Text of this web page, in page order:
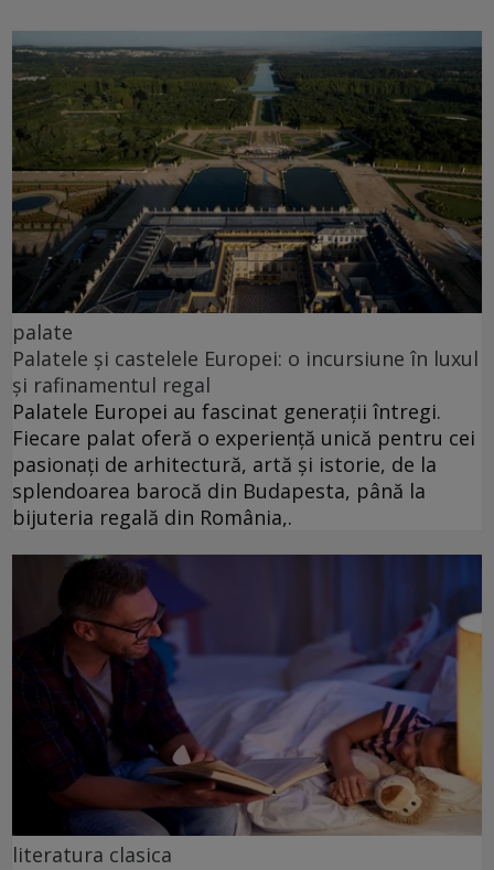
palate
Palatele și castelele Europei: o incursiune în luxul
și rafinamentul regal
Palatele Europei au fascinat generații întregi.
Fiecare palat oferă o experiență unică pentru cei
pasionați de arhitectură, artă și istorie, de la
splendoarea barocă din Budapesta, până la
bijuteria regală din România,.
literatura clasica